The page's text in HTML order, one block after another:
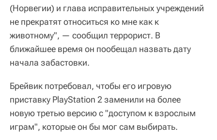
(Норвегии) и глава исправительных учреждений
не прекратят относиться ко мне как к
животному", — сообщил террорист. В
ближайшее время он пообещал назвать дату
начала забастовки.
Брейвик потребовал, чтобы его игровую
приставку PlayStation 2 заменили на более
новую третью версию с "доступом к взрослым
играм", которые он бы мог сам выбирать.